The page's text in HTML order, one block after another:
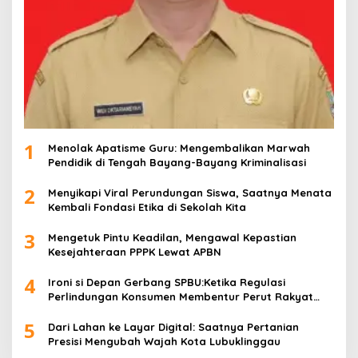
1
Menolak Apatisme Guru: Mengembalikan Marwah
Pendidik di Tengah Bayang-Bayang Kriminalisasi
2
Menyikapi Viral Perundungan Siswa, Saatnya Menata
Kembali Fondasi Etika di Sekolah Kita
3
Mengetuk Pintu Keadilan, Mengawal Kepastian
Kesejahteraan PPPK Lewat APBN
4
Ironi si Depan Gerbang SPBU:Ketika Regulasi
Perlindungan Konsumen Membentur Perut Rakyat
5
Dari Lahan ke Layar Digital: Saatnya Pertanian
Presisi Mengubah Wajah Kota Lubuklinggau